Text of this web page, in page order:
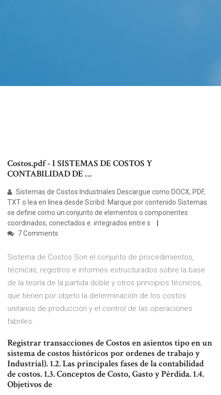
Costos.pdf - I SISTEMAS DE COSTOS Y
CONTABILIDAD DE …
Sistemas de Costos Industriales Descargue como DOCX, PDF,
TXT o lea en línea desde Scribd. Marque por contenido Sistemas
se define como un conjunto de elementos o componentes
coordinados, conectados e. integrados entre s
7 Comments
Sistema de Costos Son el conjunto de procedimientos,
técnicas, registros e informes estructurados sobre la base
de la teoría de la partida doble y otros principios técnicos,
que tienen por objeto la determinación de los costos
unitarios de producción y el control de las operaciones
fabriles.
Registrar transacciones de Costos en asientos tipo en un
sistema de costos históricos por ordenes de trabajo y
Industrial). 1.2. Las principales fases de la contabilidad
de costos. 1.3. Conceptos de Costo, Gasto y Pérdida. 1.4.
Objetivos de